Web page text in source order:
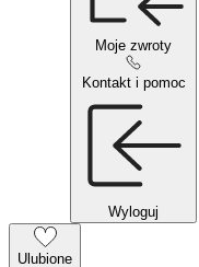
Moje zwroty
Kontakt i pomoc
Wyloguj
Ulubione